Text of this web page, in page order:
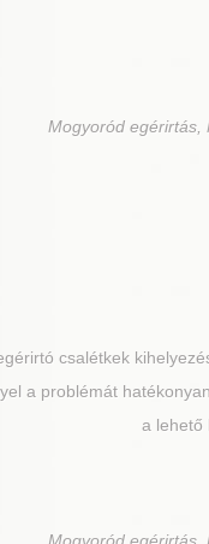
Mogyoród egérirtás,
csalétkek
a problémát
a lehető